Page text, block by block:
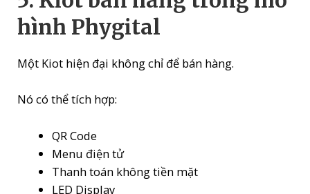
hình Phygital
Một Kiot hiện đại không chỉ để bán hàng.
Nó có thể tích hợp:
QR Code
Menu điện tử
Thanh toán không tiền mặt
LED Display